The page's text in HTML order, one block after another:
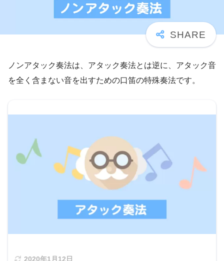
ノンアタック奏法は、アタック奏法とは逆に、アタック音
を全く含まない音を出すための口笛の特殊奏法です。
2020年1月12日